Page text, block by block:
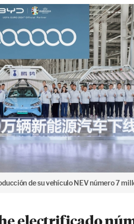
de su vehículo NEV número 7